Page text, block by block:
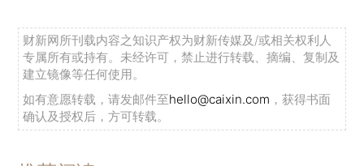
财新网所刊载内容之知识产权为财新传媒及/或相关权利人
专属所有或持有。未经许可，禁止进行转载、摘编、复制及
建立镜像等任何使用。
如有意愿转载，请发邮件至hello@caixin.com ，获得书面
确认及授权后，方可转载。